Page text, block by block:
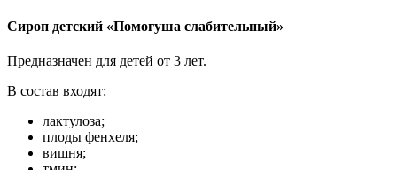
Сироп детский «Помогуша слабительный»
Предназначен для детей от 3 лет.
В состав входят:
лактулоза;
плоды фенхеля;
вишня;